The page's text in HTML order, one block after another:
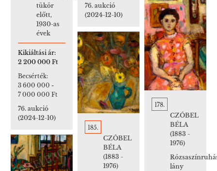
76. aukció
(2024-12-10)
tükör
előtt,
1930-as
évek
Kikiáltási ár:
2 200 000 Ft
Becsérték:
3 600 000 -
7 000 000 Ft
76. aukció
(2024-12-10)
178.
CZÓBEL
BÉLA
(1883 -
1976)
lány
185.
CZÓBEL
BÉLA
(1883 -
1976)